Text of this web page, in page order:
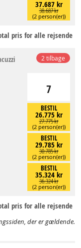
37.687 kr
38.687 kr
(2 person(er))
pris for alle rejsende
2 tilbage
7
BESTIL
26.775 kr
27.775 kr
(2 person(er))
BESTIL
29.785 kr
30.785 kr
(2 person(er))
BESTIL
35.324 kr
36.324 kr
(2 person(er))
pris for alle rejsende
der er gældende.